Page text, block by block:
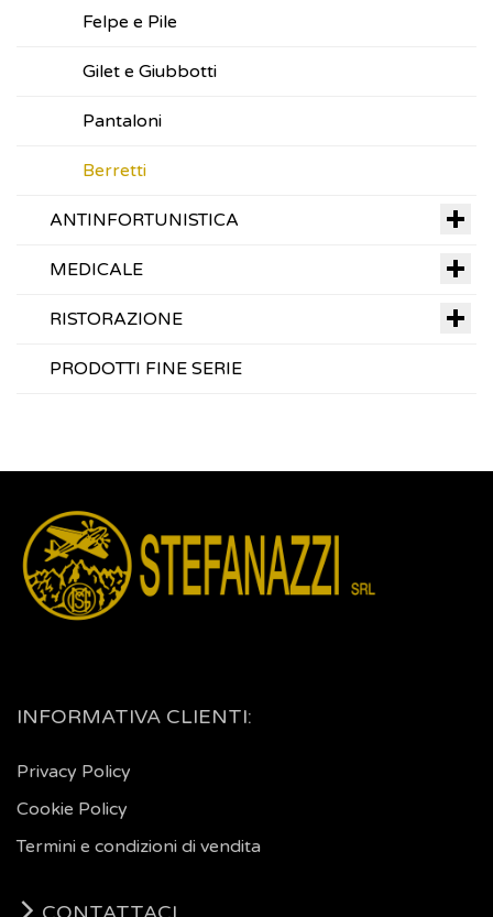
Felpe e Pile
Gilet e Giubbotti
Pantaloni
Berretti
ANTINFORTUNISTICA
MEDICALE
RISTORAZIONE
PRODOTTI FINE SERIE
INFORMATIVA CLIENTI:
Privacy Policy
Cookie Policy
Termini e condizioni di vendita